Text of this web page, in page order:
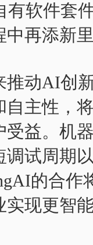
有软件套
中再添新
推动AI创
主性，
受益。机
调试周期
的合
现更智